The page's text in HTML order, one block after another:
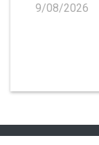
9/08/2026